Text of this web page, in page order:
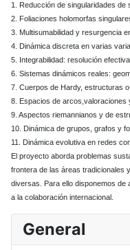
General
1. Reducción de singularidades de
2. Foliaciones holomorfas
3. Multisumabilidad y resurgencia
4. Dinámica discreta en varias
5. Integrabilidad: resolución
6. Sistemas dinámicos reales:
7. Cuerpos de Hardy, estructuras
8. Espacios de arcos,valoraciones
9. Aspectos riemannianos y de
10. Dinámica de grupos, grafos y
11. Dinámica evolutiva en redes
El proyecto aborda problemas
frontera de las áreas tradicionales
diversas. Para ello disponemos de
a la colaboración internacional.